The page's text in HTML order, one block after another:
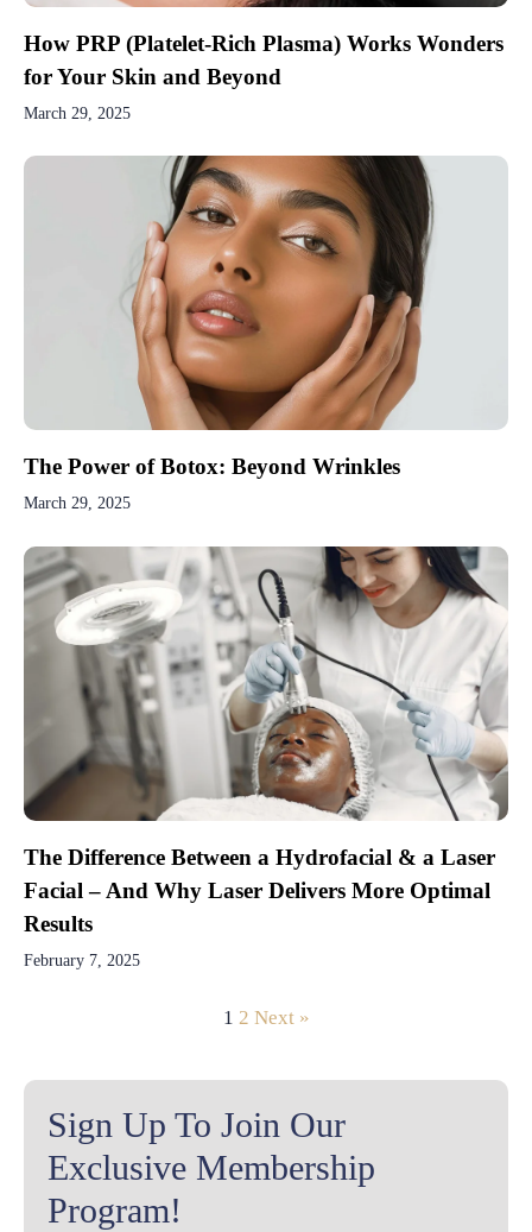
How PRP (Platelet-Rich Plasma) Works Wonders
for Your Skin and Beyond
March 29, 2025
The Power of Botox: Beyond Wrinkles
March 29, 2025
The Difference Between a Hydrofacial & a Laser
Facial – And Why Laser Delivers More Optimal
Results
February 7, 2025
1 2 Next »
Sign Up To Join Our
Exclusive Membership
Program!